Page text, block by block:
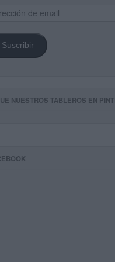
Suscribir
NUESTROS TABLEROS EN